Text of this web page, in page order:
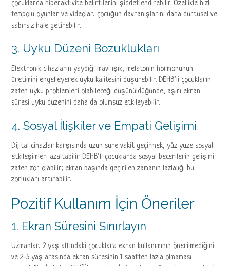
çocuklarda hiperaktivite belirtilerini şiddetlendirebilir. Özellikle hızlı
tempolu oyunlar ve videolar, çocuğun davranışlarını daha dürtüsel ve
sabırsız hale getirebilir.
3. Uyku Düzeni Bozuklukları
Elektronik cihazların yaydığı mavi ışık, melatonin hormonunun
üretimini engelleyerek uyku kalitesini düşürebilir. DEHB’li çocukların
zaten uyku problemleri olabileceği düşünüldüğünde, aşırı ekran
süresi uyku düzenini daha da olumsuz etkileyebilir.
4. Sosyal İlişkiler ve Empati Gelişimi
Dijital cihazlar karşısında uzun süre vakit geçirmek, yüz yüze sosyal
etkileşimleri azaltabilir. DEHB’li çocuklarda sosyal becerilerin gelişimi
zaten zor olabilir; ekran başında geçirilen zamanın fazlalığı bu
zorlukları artırabilir.
Pozitif Kullanım İçin Öneriler
1. Ekran Süresini Sınırlayın
Uzmanlar, 2 yaş altındaki çocuklara ekran kullanımının önerilmediğini
ve 2-5 yaş arasında ekran süresinin 1 saatten fazla olmaması